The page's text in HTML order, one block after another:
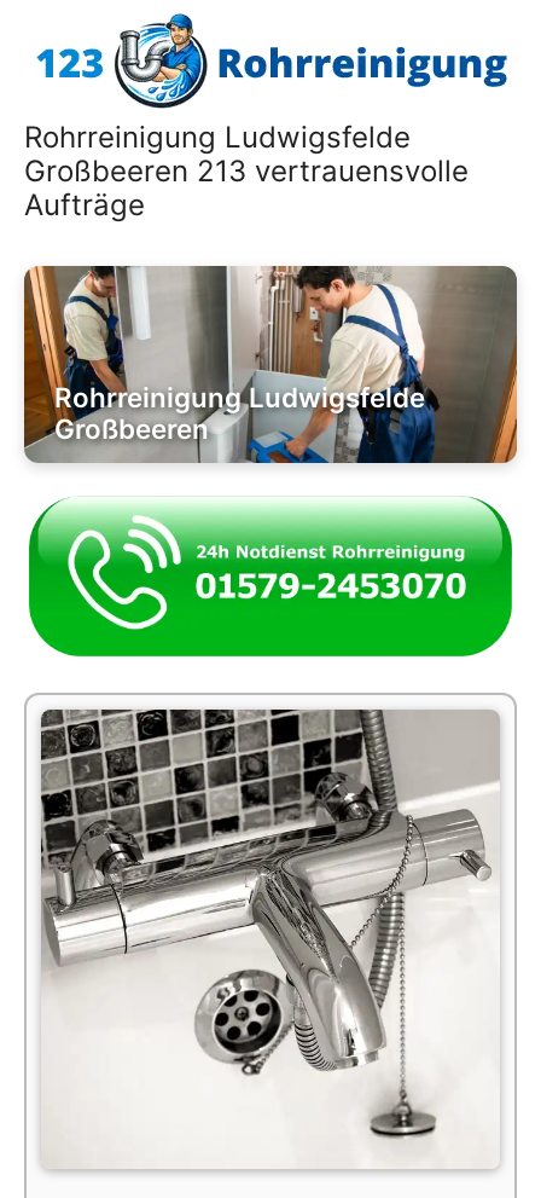
Inhalt
Rohrreinigung Ludwigsfelde
Großbeeren 213 vertrauensvolle
Aufträge
Rohrreinigung Ludwigsfelde
Großbeeren